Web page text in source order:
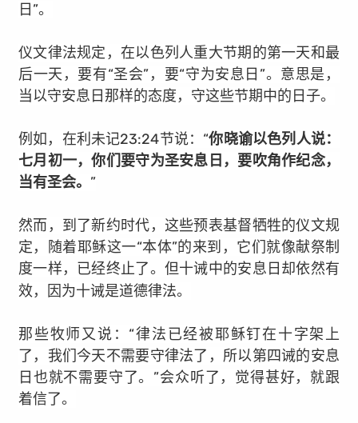
日”。
仪文律法规定，在以色列人重大节期的第一天和最
后一天，要有“圣会”，要“守为安息日”。意思是，
当以守安息日那样的态度，守这些节期中的日子。
例如，在利未记23:24节说：“你晓谕以色列人说：
七月初一，你们要守为圣安息日，要吹角作纪念，
当有圣会。 ”
然而，到了新约时代，这些预表基督牺牲的仪文规
定，随着耶稣这一“本体”的来到，它们就像献祭制
度一样，已经终止了。但十诫中的安息日却依然有
效，因为十诫是道德律法。
那些牧师又说：“律法已经被耶稣钉在十字架上
了，我们今天不需要守律法了，所以第四诫的安息
日也就不需要守了。”会众听了，觉得甚好，就跟
着信了。